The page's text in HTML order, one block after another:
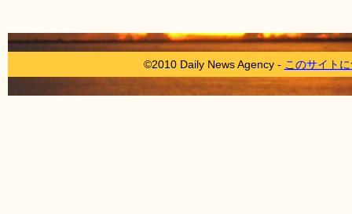
©2010 Daily News Agency - このサイト